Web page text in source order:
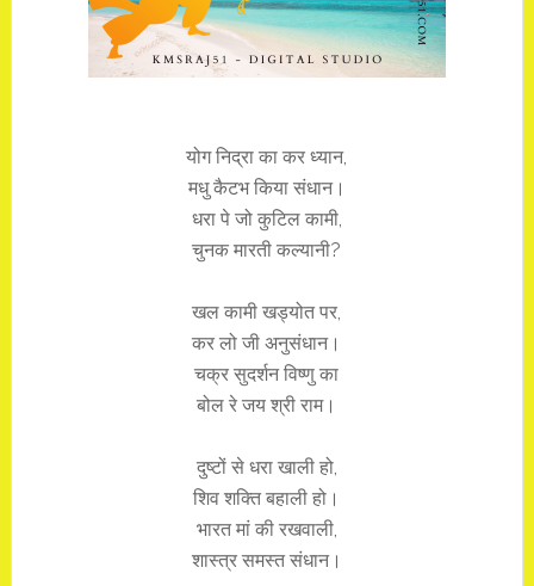
योग निद्रा का कर ध्यान,
मधु कैटभ किया संधान।
धरा पे जो कुटिल कामी,
चुनक मारती कल्यानी?
खल कामी खड्योत पर,
कर लो जी अनुसंधान।
चक्र सुदर्शन विष्णु का
बोल रे जय श्री राम।
दुष्टों से धरा खाली हो,
शिव शक्ति बहाली हो।
भारत मां की रखवाली,
शास्त्र समस्त संधान।